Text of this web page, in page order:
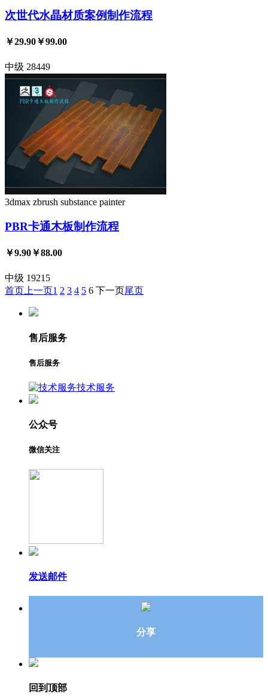
次世代水晶材质案例制作流程
￥29.90￥99.00
中级 28449
3dmax zbrush substance painter
PBR卡通木板制作流程
￥9.90￥88.00
中级 19215
首页 上一页1 2 3 4 5 6 下一页尾页
售后服务
售后服务
技术服务
公众号
微信关注
发送邮件
分享
回到顶部